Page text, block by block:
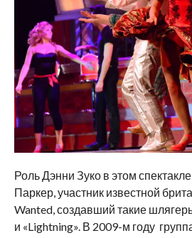
Роль Дэнни Зуко в этом
Паркер, участник известной
Wanted, создавший такие
и «Lightning». В 2009-м году